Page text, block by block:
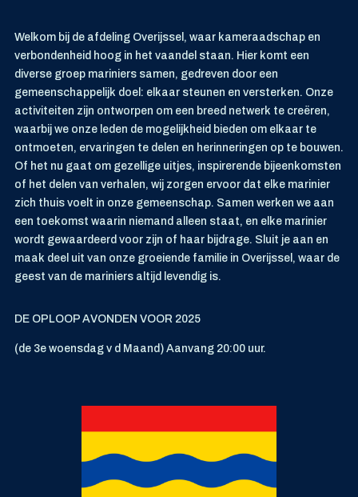
Welkom bij de afdeling Overijssel, waar kameraadschap en
verbondenheid hoog in het vaandel staan. Hier komt een
diverse groep mariniers samen, gedreven door een
gemeenschappelijk doel: elkaar steunen en versterken. Onze
activiteiten zijn ontworpen om een breed netwerk te creëren,
waarbij we onze leden de mogelijkheid bieden om elkaar te
ontmoeten, ervaringen te delen en herinneringen op te bouwen.
Of het nu gaat om gezellige uitjes, inspirerende bijeenkomsten
of het delen van verhalen, wij zorgen ervoor dat elke marinier
zich thuis voelt in onze gemeenschap. Samen werken we aan
een toekomst waarin niemand alleen staat, en elke marinier
wordt gewaardeerd voor zijn of haar bijdrage. Sluit je aan en
maak deel uit van onze groeiende familie in Overijssel, waar de
geest van de mariniers altijd levendig is.
DE OPLOOP AVONDEN VOOR 2025
(de 3ewoensdag v d Maand) Aanvang 20:00 uur.